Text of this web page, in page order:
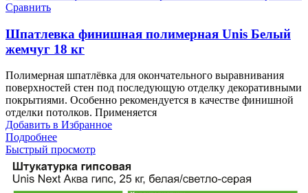
Сравнить
Шпатлевка финишная полимерная Unis Белый
жемчуг 18 кг
Полимерная шпатлёвка для окончательного выравнивания
поверхностей стен под последующую отделку декоративными
покрытиями. Особенно рекомендуется в качестве финишной
отделки потолков. Применяется
Добавить в Избранное
Подробнее
Быстрый просмотр